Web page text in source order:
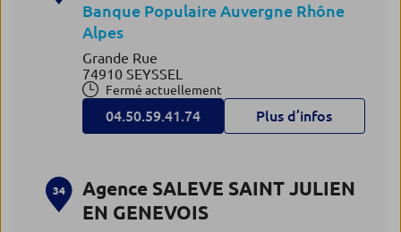
Banque Populaire Auvergne Rhône
Alpes
Grande Rue
74910 SEYSSEL
Fermé actuellement
04.50.59.41.74 Plus d’infos
34
Agence SALEVE SAINT JULIEN
EN GENEVOIS